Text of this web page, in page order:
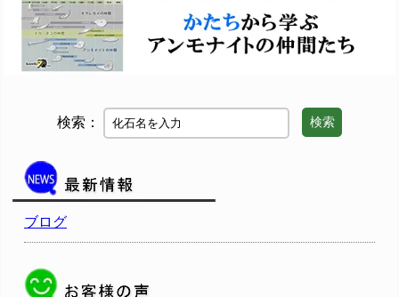
検索： 検索
ブログ